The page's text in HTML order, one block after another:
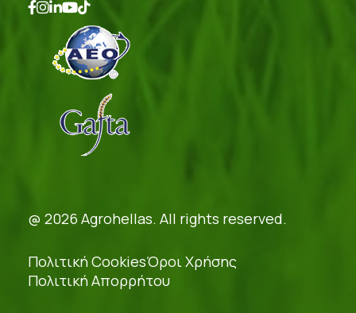
@ 2026 Agrohellas. All rights reserved.
Πολιτική CookiesΌροι Χρήσης
Πολιτική Απορρήτου